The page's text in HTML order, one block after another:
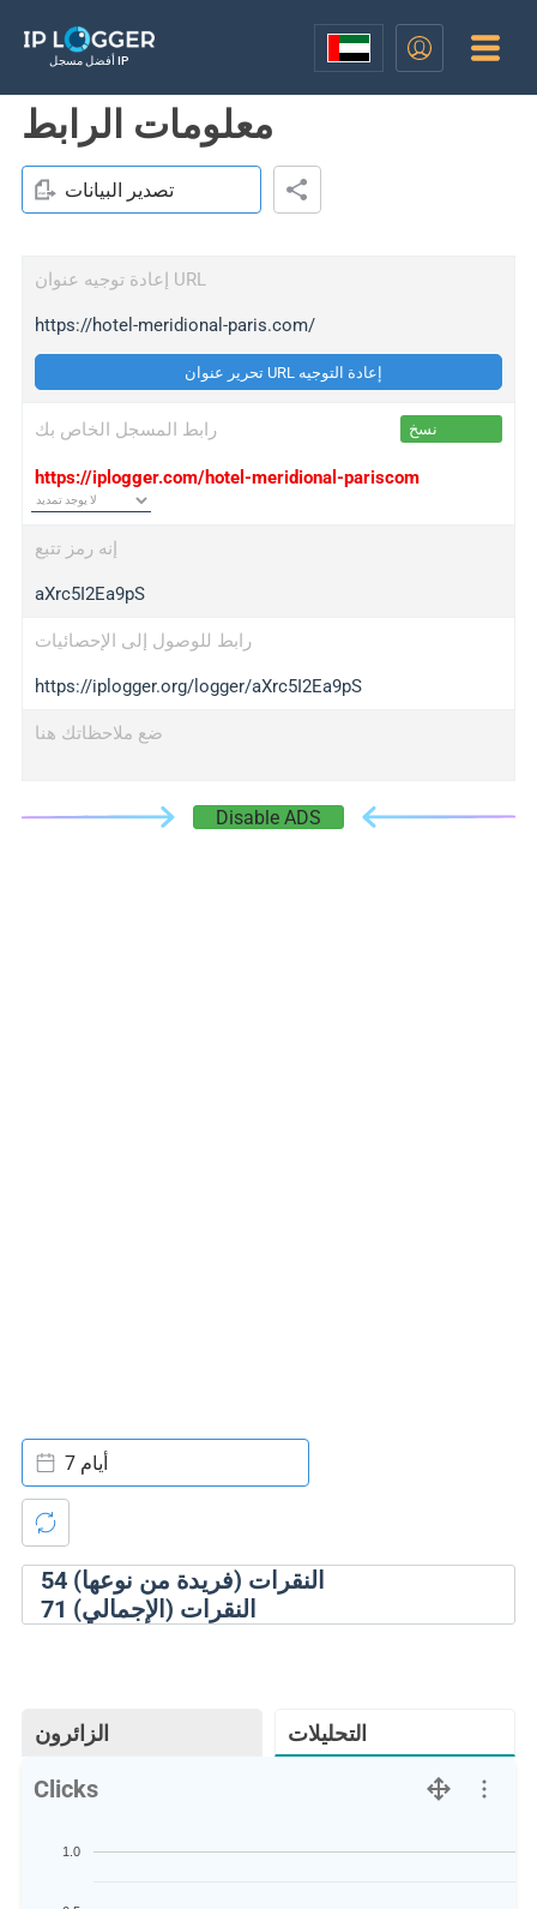
أفضل مسجل IP
معلومات الرابط
تصدير البيانات
إعادة توجيه عنوان URL
https://hotel-meridional-paris.com/
تحرير عنوان URL إعادة التوجيه
رابط المسجل الخاص بك نسخ
https://iplogger.com/hotel-meridional-pariscom
إنه رمز تتبع
aXrc5I2Ea9pS
رابط للوصول إلى الإحصائيات
https://iplogger.org/logger/aXrc5I2Ea9pS
ضع ملاحظاتك هنا
Disable ADS
54 النقرات (فريدة من نوعها)
71 النقرات (الإجمالي)
7 أيام
الزائرون التحليلات
Clicks
1.0